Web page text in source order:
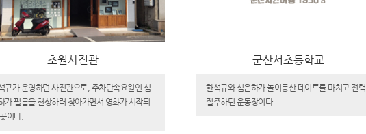
초원사진관
규가 운영하던 사진관으로, 주차단속요원인 심
가 필름을 현상하러 찾아가면서 영화가 시작되
이다.
군산서초등학교
한석규와 심은하가 놀이동산 데이트를 마치고 전력
질주하던 운동장이다.